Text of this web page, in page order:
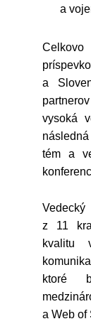
a
Celkovo
a
vysoká
tém a
z 11
kvalitu
ktoré
a Web of